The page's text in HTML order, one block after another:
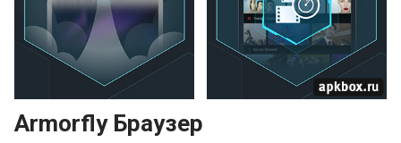
Armorfly Браузер